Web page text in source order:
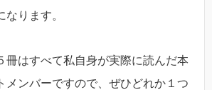
なります。
冊はすべて私自身が実際に読んだ本
メンバーですので、ぜひどれか１つ